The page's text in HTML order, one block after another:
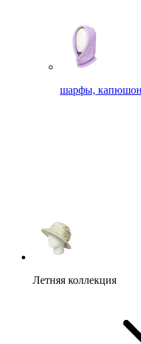
шарфы,
Летняя коллекция